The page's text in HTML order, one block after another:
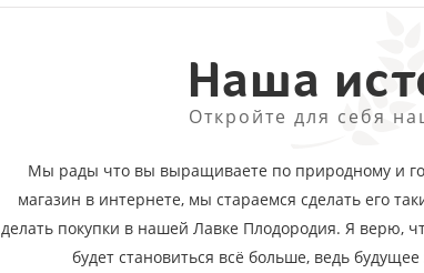
Наша
Откройте для себя
Мы рады что вы выращиваете по природному и
магазин в интернете, мы стараемся сделать его
делать покупки в нашей Лавке Плодородия. Я верю,
будет становиться всё больше, ведь